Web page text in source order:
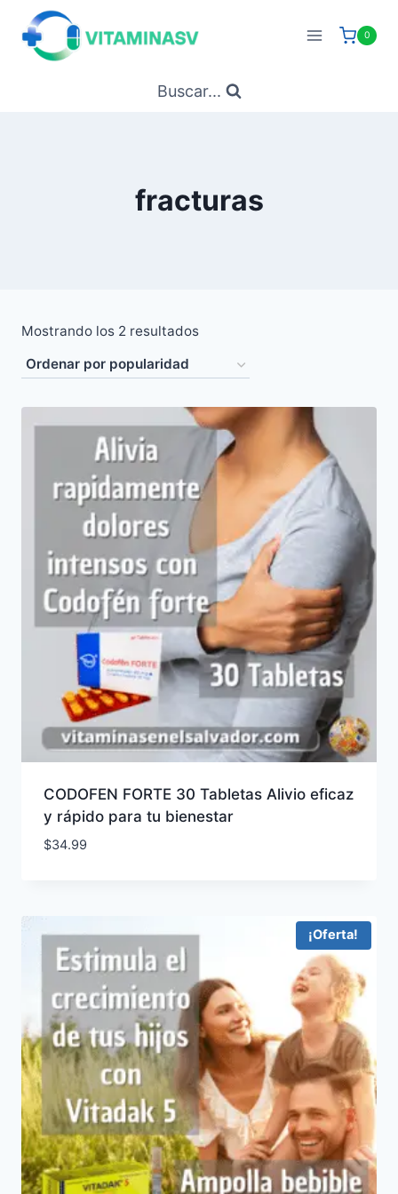
Saltar
contenido
0
Buscar...
fracturas
Mostrando los 2 resultadosOrdenado
popularidad
CODOFEN FORTE 30 Tabletas Alivio eficaz
y rápido para tu bienestar
$34.99
¡Oferta!